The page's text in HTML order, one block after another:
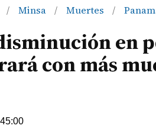
/ Minsa / Muertes /
en
con más